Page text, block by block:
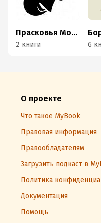
Прасковья Мошенцева
2 книги 6
О проекте
Что такое MyBook
Правовая информация
Правообладателям
Загрузить подкаст в
Политика
Документация
Помощь